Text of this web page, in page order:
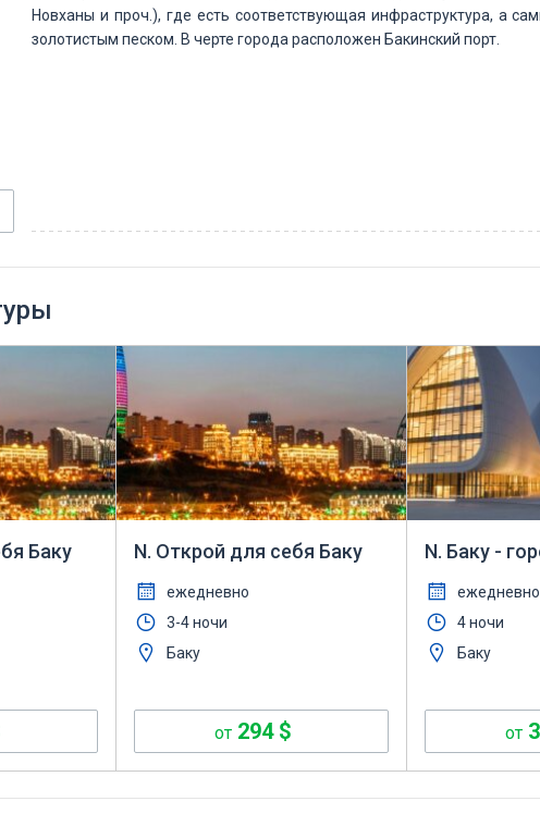
Новханы и проч.), где есть соответствующая инфраструктура, а
золотистым песком. В черте города расположен Бакинский порт.
Баку
N. Открой для себя Баку
ежедневно
3-4 ночи
Баку
от294 $
N. Баку -
ежедневно
4 ночи
Баку
от